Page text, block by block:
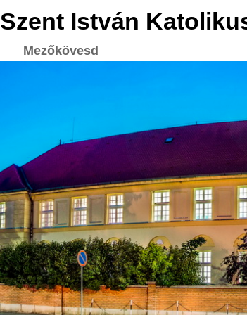
Szent István
Mezőkövesd